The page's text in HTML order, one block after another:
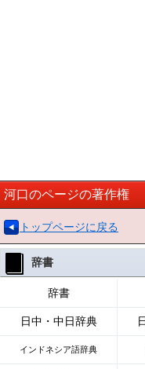
河口のページの著作権
トップページに戻る
辞書
辞書
日中・中日辞典
インドネシア語辞典